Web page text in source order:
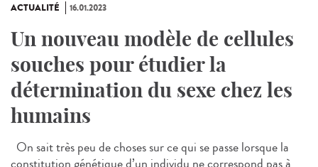
ACTUALITÉ 16.01.2023
Un nouveau modèle de cellules
souches pour étudier la
détermination du sexe chez les
humains
On sait très peu de choses sur ce qui se passe lorsque la